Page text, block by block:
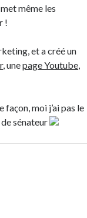
même les
!
et a créé un
, unepage Youtube,
moi j’ai pas le
sénateur